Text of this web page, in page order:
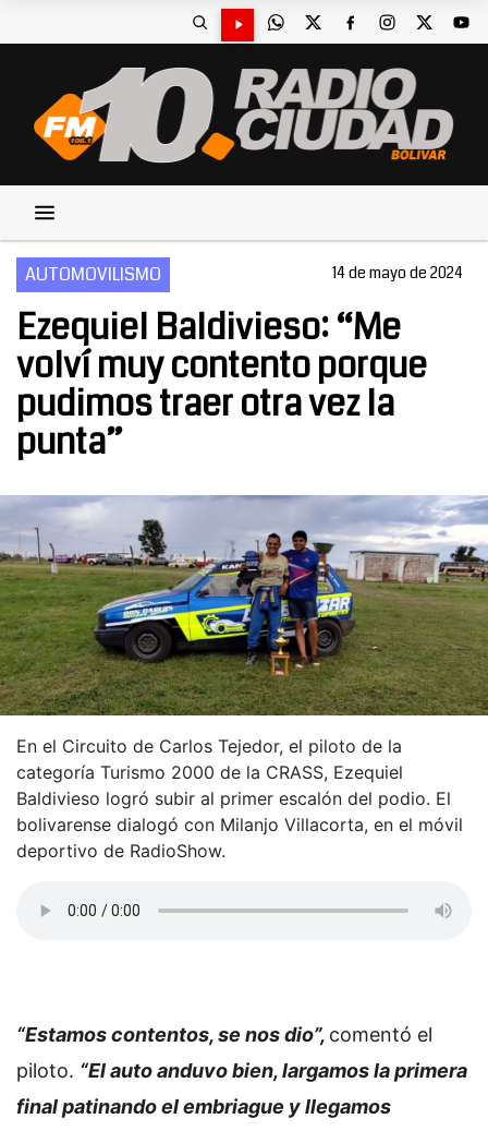
AUTOMOVILISMO 14 de mayo de 2024
Ezequiel Baldivieso: “Me
volví muy contento porque
pudimos traer otra vez la
punta”
En el Circuito de Carlos Tejedor, el piloto de la
categoría Turismo 2000 de la CRASS, Ezequiel
Baldivieso logró subir al primer escalón del podio. El
bolivarense dialogó con Milanjo Villacorta, en el móvil
deportivo de RadioShow.
“Estamos contentos, se nos dio”, comentó el
piloto. “El auto anduvo bien, largamos la primera
final patinando el embriague y llegamos